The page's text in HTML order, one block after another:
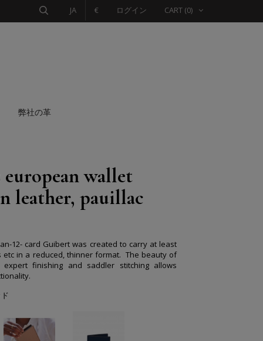
CART (0)
ログイン
€
JA
弊社の革
european wallet
leather, pauillac
12- card Guibert was created to carry at least
etc in a reduced, thinner format. The beauty of
finishing and saddler stitching allows